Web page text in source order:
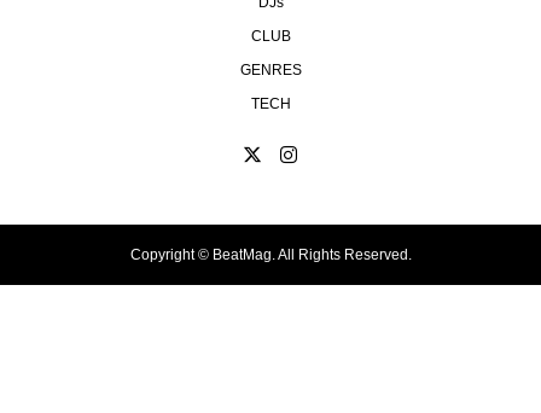
CLUB
GENRES
TECH
Copyright ©BeatMag. All Rights Reserved.